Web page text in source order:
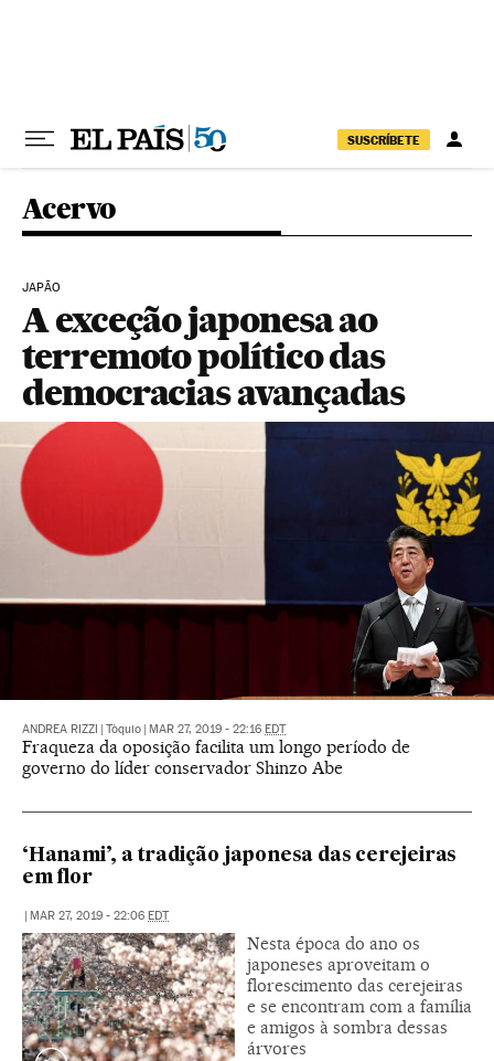
SUSCRÍBETE
Acervo
JAPÃO
A exceção japonesa ao
terremoto político das
democracias avançadas
ANDREA RIZZI Tòquio MAR 27, 2019 - 22:16 EDT
Fraqueza da oposição facilita um longo período de
governo do líder conservador Shinzo Abe
‘Hanami’, a tradição japonesa das cerejeiras
em flor
MAR 27, 2019 - 22:06 EDT
Nesta época do ano os
japoneses aproveitam o
florescimento das cerejeiras
e se encontram com a família
e amigos à sombra dessas
árvores